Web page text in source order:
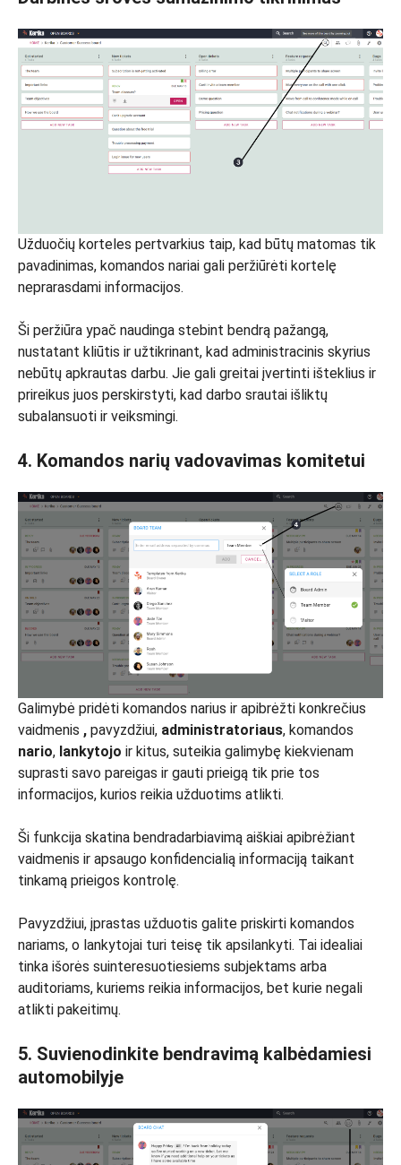
Užduočių korteles pertvarkius taip, kad būtų matomas tik
pavadinimas, komandos nariai gali peržiūrėti kortelę
neprarasdami informacijos.
Ši peržiūra ypač naudinga stebint bendrą pažangą,
nustatant kliūtis ir užtikrinant, kad administracinis skyrius
nebūtų apkrautas darbu. Jie gali greitai įvertinti išteklius ir
prireikus juos perskirstyti, kad darbo srautai išliktų
subalansuoti ir veiksmingi.
4. Komandos narių vadovavimas komitetui
Galimybė pridėti komandos narius ir apibrėžti konkrečius
vaidmenis , pavyzdžiui, administratoriaus, komandos
nario, lankytojo ir kitus, suteikia galimybę kiekvienam
suprasti savo pareigas ir gauti prieigą tik prie tos
informacijos, kurios reikia užduotims atlikti.
Ši funkcija skatina bendradarbiavimą aiškiai apibrėžiant
vaidmenis ir apsaugo konfidencialią informaciją taikant
tinkamą prieigos kontrolę.
Pavyzdžiui, įprastas užduotis galite priskirti komandos
nariams, o lankytojai turi teisę tik apsilankyti. Tai idealiai
tinka išorės suinteresuotiesiems subjektams arba
auditoriams, kuriems reikia informacijos, bet kurie negali
atlikti pakeitimų.
5. Suvienodinkite bendravimą kalbėdamiesi
automobilyje